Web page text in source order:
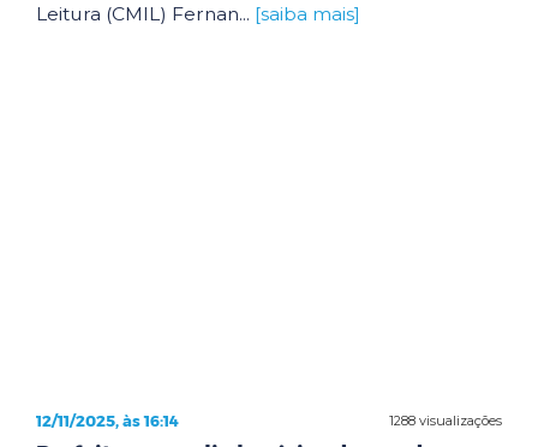
Leitura (CMIL) Fernan... [saiba mais]
1288 visualizações
12/11/2025, às 16:14